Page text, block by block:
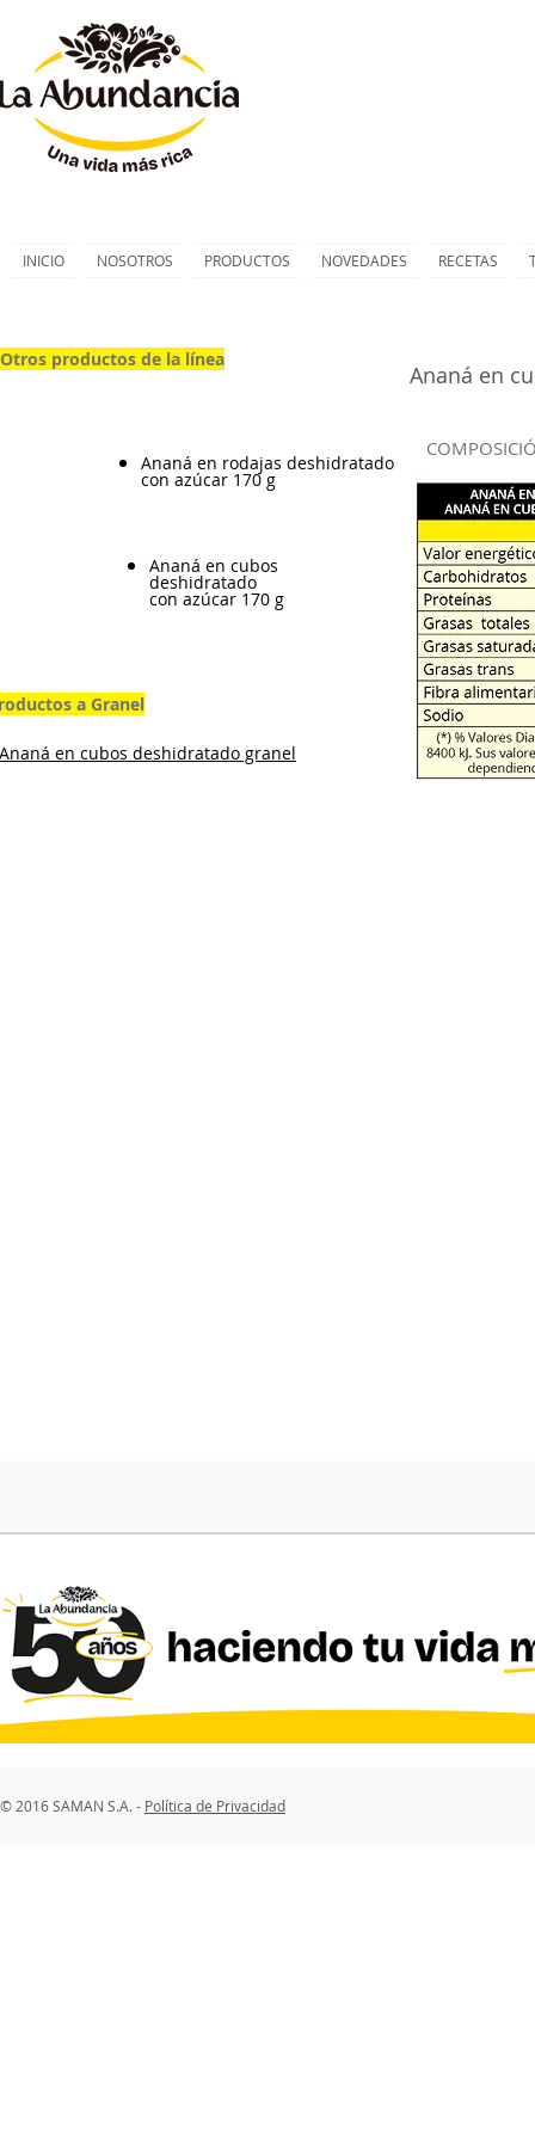
INICIO NOSOTROS PRODUCTOS NOVEDADES RECETAS
Otros productos de la línea
Ananá en
Ananá en rodajas deshidratado
con azúcar 170 g
Ananá en cubos
deshidratado
con azúcar 170 g
a Granel
Ananá en cubos deshidratado granel
© 2016 SAMAN S.A. - Política de Privacidad